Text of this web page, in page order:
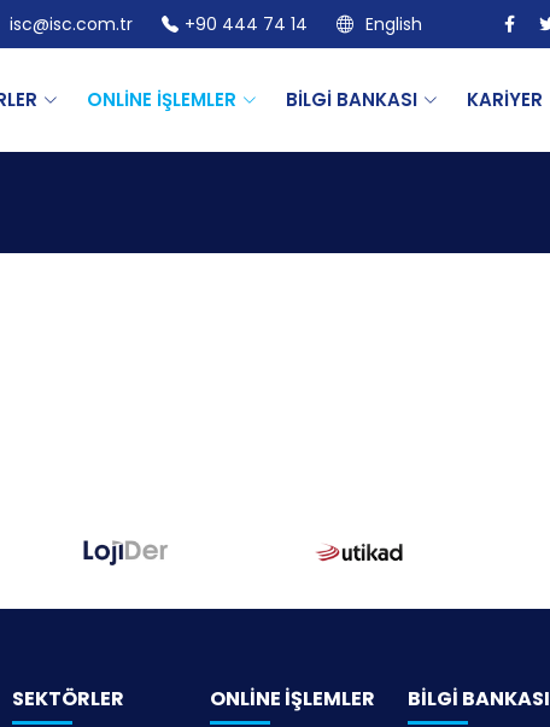
isc@isc.com.tr +90 444 74 14 English
ONLİNE İŞLEMLER BİLGİ BANKASI KARİYER
SEKTÖRLER ONLİNE İŞLEMLER BİLGİ BANKASI